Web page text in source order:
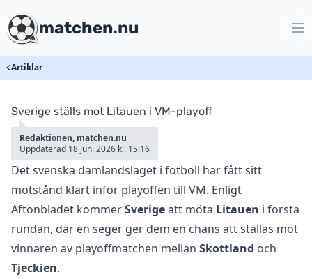
matchen.nu
Artiklar
Sverige ställs mot Litauen i VM-playoff
Redaktionen, matchen.nu
Uppdaterad 18 juni 2026 kl. 15:16
Det svenska damlandslaget i fotboll har fått sitt
motstånd klart inför playoffen till VM. Enligt
Aftonbladet kommerSverigeatt möta Litauen i första
rundan, där en seger ger dem en chans att ställas mot
vinnaren av playoffmatchen mellan Skottland och
Tjeckien.